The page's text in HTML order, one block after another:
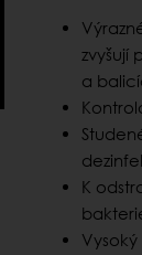
zvyšují
a
K